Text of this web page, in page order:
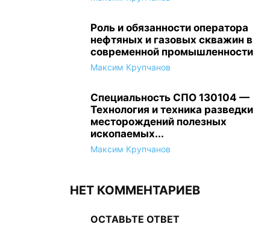
Роль и обязанности оператора
нефтяных и газовых скважин в
современной промышленности
Максим Крупчанов
Специальность СПО 130104 —
Технология и техника разведки
месторождений полезных
ископаемых...
Максим Крупчанов
НЕТ КОММЕНТАРИЕВ
ОСТАВЬТЕ ОТВЕТ